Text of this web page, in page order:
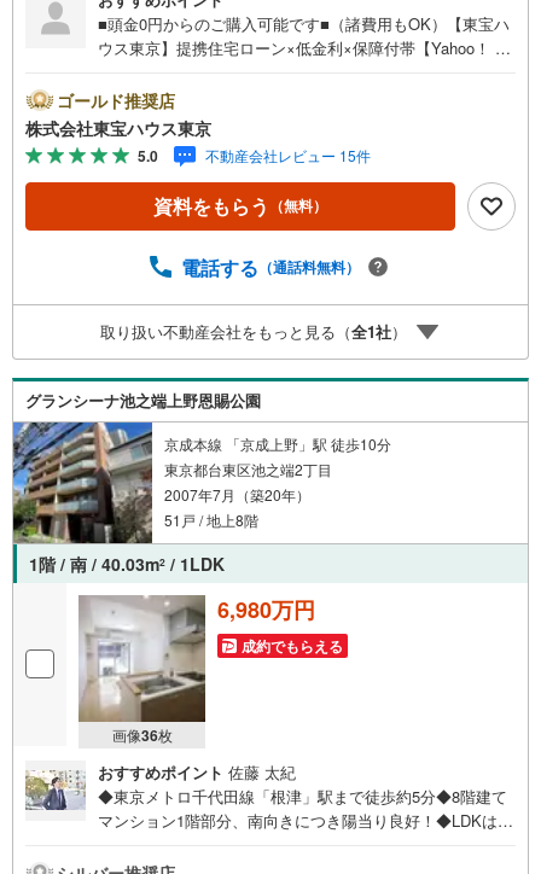
■頭金0円からのご購入可能です■（諸費用もOK）【東宝ハ
ウス東京】提携住宅ローン×低金利×保障付帯【Yahoo！ 不
ayボーナスライトがもらえる「Yahoo！ 不動産 物件ご成約
キャンペーン」の対象になります。「資料をもらう」「見
学予約をする」ボタンからお問い合わせください。※必ずY
ahoo！ JAPAN IDでログインしてください。※PayPayボー
ナスライトは出金と譲渡はできません。ご案内・詳細な資
料のご請求はお気軽にどうぞ♪お電話でのお問い合わせも
ゴールド推奨店
株式会社東宝ハウス東京
5.0 不動産会社レビュー 15件
資料をもらう （無料）
電話する （通話料無料）
取り扱い不動産会社をもっと見る（全1社）
グランシーナ池之端上野恩賜公園
京成本線 「京成上野」駅 徒歩10分
東京都台東区池之端2丁目
2007年7月（築20年）
51戸 / 地上8階
1階 / 南 / 40.03m2 / 1LDK
画像36枚
6,980万円
成約でもらえる
おすすめポイント 佐藤 太紀
◆東京メトロ千代田線「根津」駅まで徒歩約5分◆8階建て
マンション1階部分、南向きにつき陽当り良好！◆LDKは約
となくのびのび過ごせる1階のお住まい！お出かけもスムー